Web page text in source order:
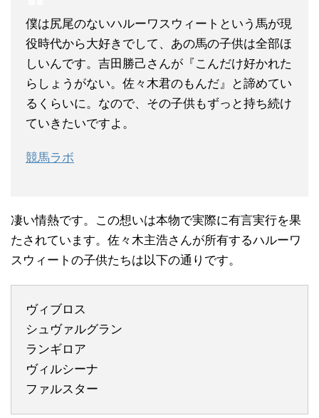
僕は尻尾のないハルーワスウィートという馬が現
役時代から大好きでして、あの馬の子供は全部ほ
しいんです。吉田勝己さんが『こんだけ好かれた
らしょうがない。佐々木君のもんだ』と諦めてい
るくらいに。なので、その子供もずっと持ち続け
ていきたいですよ。
競馬ラボ
凄い情熱です。この想いは本物で実際に有言実行を果
たされています。佐々木主浩さんが所有するハルーワ
スウィートの子供たちは以下の通りです。
ヴィブロス
シュヴァルグラン
ランギロア
ヴィルシーナ
ファルスター